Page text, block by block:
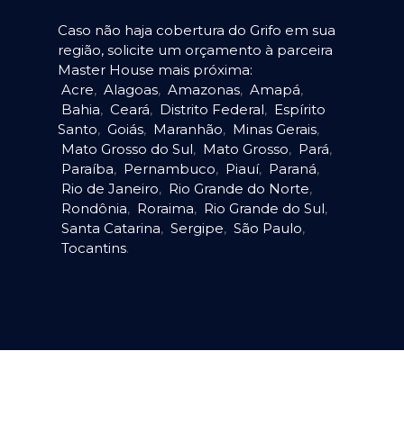
Caso não haja cobertura do Grifo em sua
região, solicite um orçamento à parceira
Master House mais próxima:
Acre, Alagoas, Amazonas, Amapá,
Bahia, Ceará, Distrito Federal, Espírito
Santo, Goiás, Maranhão, Minas Gerais,
Mato Grosso do Sul, Mato Grosso, Pará,
Paraíba, Pernambuco, Piauí, Paraná,
Rio de Janeiro, Rio Grande do Norte,
Rondônia, Roraima, Rio Grande do Sul,
Santa Catarina, Sergipe, São Paulo,
Tocantins.